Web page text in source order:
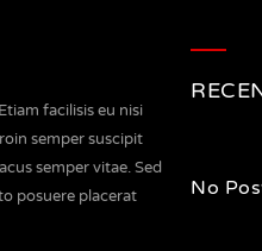
facilisis eu nisi
semper suscipit
semper vitae. Sed
posuere placerat
No